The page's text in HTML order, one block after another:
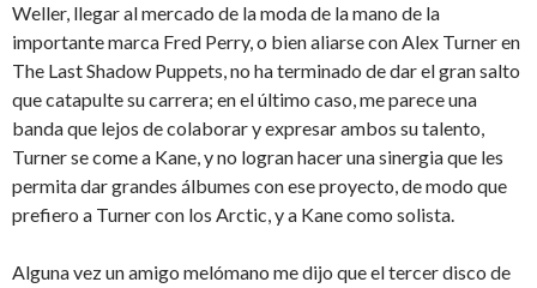
Weller, llegar al mercado de la moda de la mano de la
importante marca Fred Perry, o bien aliarse con Alex Turner en
The Last Shadow Puppets, no ha terminado de dar el gran salto
que catapulte su carrera; en el último caso, me parece una
banda que lejos de colaborar y expresar ambos su talento,
Turner se come a Kane, y no logran hacer una sinergia que les
permita dar grandes álbumes con ese proyecto, de modo que
prefiero a Turner con los Arctic, y a Kane como solista.
Alguna vez un amigo melómano me dijo que el tercer disco de